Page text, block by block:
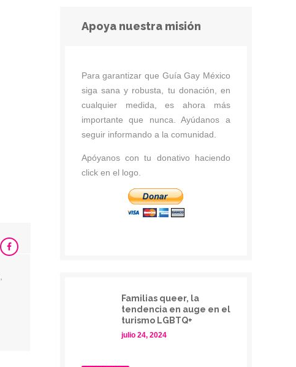
Apoya nuestra misión
Para garantizar que Guía Gay México
siga sana y robusta, tu donación, en
cualquier medida, es ahora más
importante que nunca. Ayúdanos a
seguir informando a la comunidad.
Apóyanos con tu donativo haciendo
click en el logo.
Familias queer, la
tendencia en auge en el
turismo LGBTQ+
julio 24, 2024